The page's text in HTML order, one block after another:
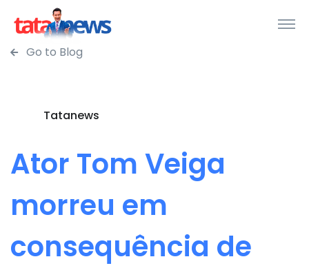
Go to Blog
Tatanews
Ator Tom Veiga
morreu em
consequência de